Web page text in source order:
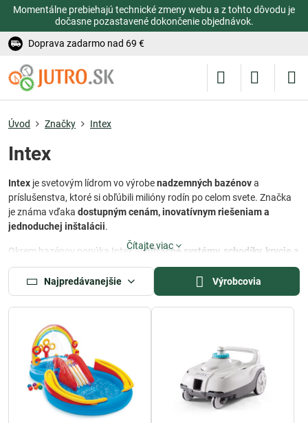
Momentálne prebiehajú technické zmeny webu a z tohto dôvodu je
dočasne pozastavené dokončenie objednávok.
Doprava zadarmo nad 69 €
Úvod Značky Intex
Intex
Intex je svetovým lídrom vo výrobenadzemných bazénova
príslušenstva, ktoré si obľúbili milióny rodín po celom svete. Značka
je známa vďaka dostupným cenám, inovatívnym riešeniam a
jednoduchej inštalácii.
Okrem bazénov ponúka Intex ajfiltračné systémy, schodíky, krycie a
solárne plachty, ohrevy vodyči unikátnysoliaci systém KRYSTAL
CLEAR®– najjednoduchší a najdostupnejší Solinator na trhu.
Vyberte si Intex a užite si leto naplno v pohodlí vlastnej záhrady.
Čítajte viac
Najpredávanejšie Výrobcovia